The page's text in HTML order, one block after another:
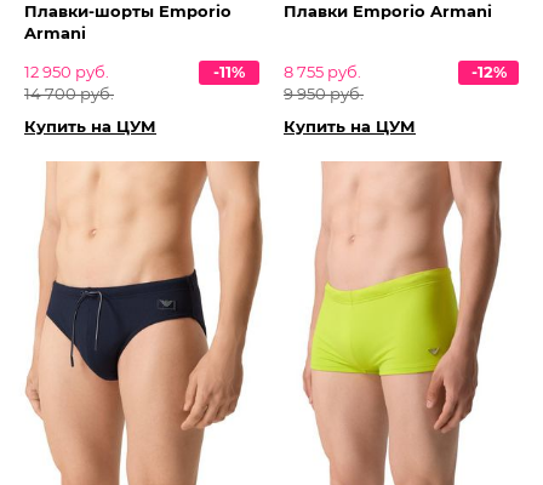
Плавки-шорты Emporio
Armani
12 950 руб.
14 700 руб.
-11%
Купить на ЦУМ
Плавки Emporio Armani
8 755 руб.
9 950 руб.
-12%
Купить на ЦУМ